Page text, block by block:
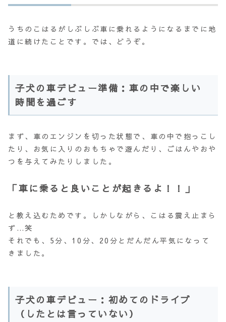
うちのこはるがしぶしぶ車に乗れるようになるまでに地
道に続けたことです。では、どうぞ。
子犬の車デビュー準備：車の中で楽しい
時間を過ごす
まず、車のエンジンを切った状態で、車の中で抱っこし
たり、お気に入りのおもちゃで遊んだり、ごはんやおや
つを与えてみたりしました。
「車に乗ると良いことが起きるよ！！」
と教え込むためです。しかしながら、こはる震え止まら
ず…笑
それでも、5分、10分、20分とだんだん平気になって
きました。
子犬の車デビュー：初めてのドライブ
（したとは言っていない）